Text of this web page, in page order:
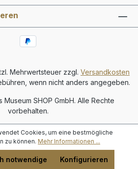
Mehrwertsteuer zzgl. Versandkosten
wenn nicht anders angegeben.
SHOP GmbH. Alle Rechte
vorbehalten.
Cookies, um eine bestmögliche
zu können. Mehr Informationen ...
notwendige Konfigurieren